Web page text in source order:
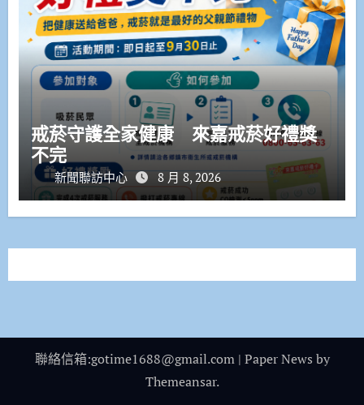
戒菸守護全家健康 來嘉戒菸好禮獎
不完
新聞聯訪中心 8 月 8, 2026
聯絡信箱:gotime1688@gmail.com | Paper News by
Themeansar.